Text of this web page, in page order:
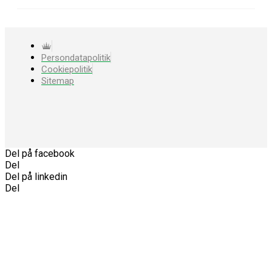
Persondatapolitik
Cookiepolitik
Sitemap
Del på facebook
Del
Del på linkedin
Del